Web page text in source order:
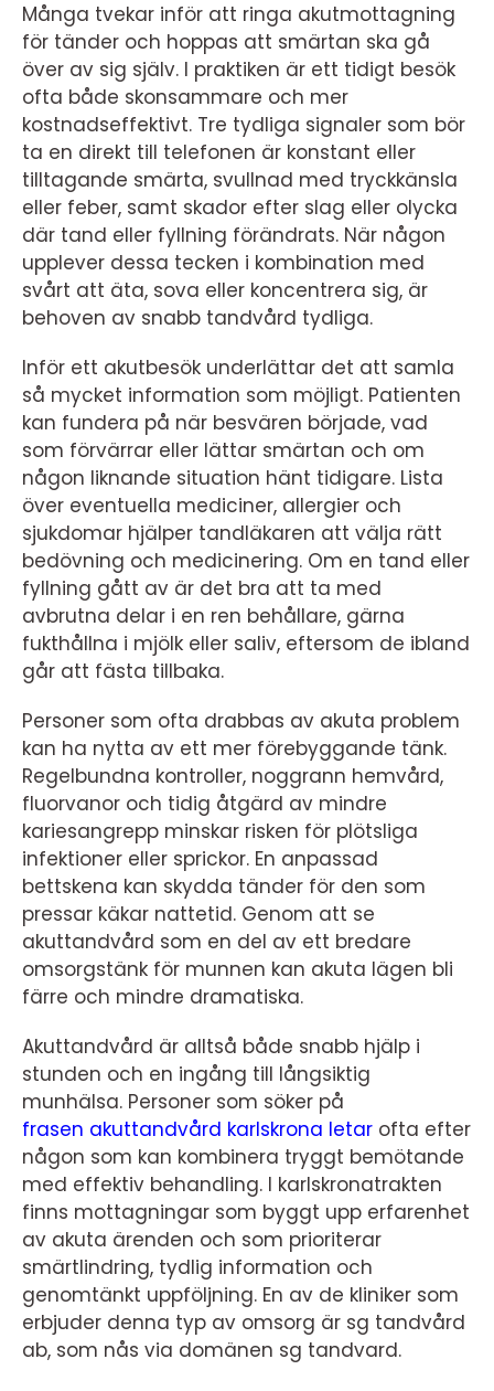
Många tvekar inför att ringa akutmottagning
för tänder och hoppas att smärtan ska gå
över av sig själv. I praktiken är ett tidigt besök
ofta både skonsammare och mer
kostnadseffektivt. Tre tydliga signaler som bör
ta en direkt till telefonen är konstant eller
tilltagande smärta, svullnad med tryckkänsla
eller feber, samt skador efter slag eller olycka
där tand eller fyllning förändrats. När någon
upplever dessa tecken i kombination med
svårt att äta, sova eller koncentrera sig, är
behoven av snabb tandvård tydliga.
Inför ett akutbesök underlättar det att samla
så mycket information som möjligt. Patienten
kan fundera på när besvären började, vad
som förvärrar eller lättar smärtan och om
någon liknande situation hänt tidigare. Lista
över eventuella mediciner, allergier och
sjukdomar hjälper tandläkaren att välja rätt
bedövning och medicinering. Om en tand eller
fyllning gått av är det bra att ta med
avbrutna delar i en ren behållare, gärna
fukthållna i mjölk eller saliv, eftersom de ibland
går att fästa tillbaka.
Personer som ofta drabbas av akuta problem
kan ha nytta av ett mer förebyggande tänk.
Regelbundna kontroller, noggrann hemvård,
fluorvanor och tidig åtgärd av mindre
kariesangrepp minskar risken för plötsliga
infektioner eller sprickor. En anpassad
bettskena kan skydda tänder för den som
pressar käkar nattetid. Genom att se
akuttandvård som en del av ett bredare
omsorgstänk för munnen kan akuta lägen bli
färre och mindre dramatiska.
Akuttandvård är alltså både snabb hjälp i
stunden och en ingång till långsiktig
munhälsa. Personer som söker på
frasen akuttandvård karlskrona letar ofta efter
någon som kan kombinera tryggt bemötande
med effektiv behandling. I karlskronatrakten
finns mottagningar som byggt upp erfarenhet
av akuta ärenden och som prioriterar
smärtlindring, tydlig information och
genomtänkt uppföljning. En av de kliniker som
erbjuder denna typ av omsorg är sg tandvård
ab, som nås via domänen sg tandvard.